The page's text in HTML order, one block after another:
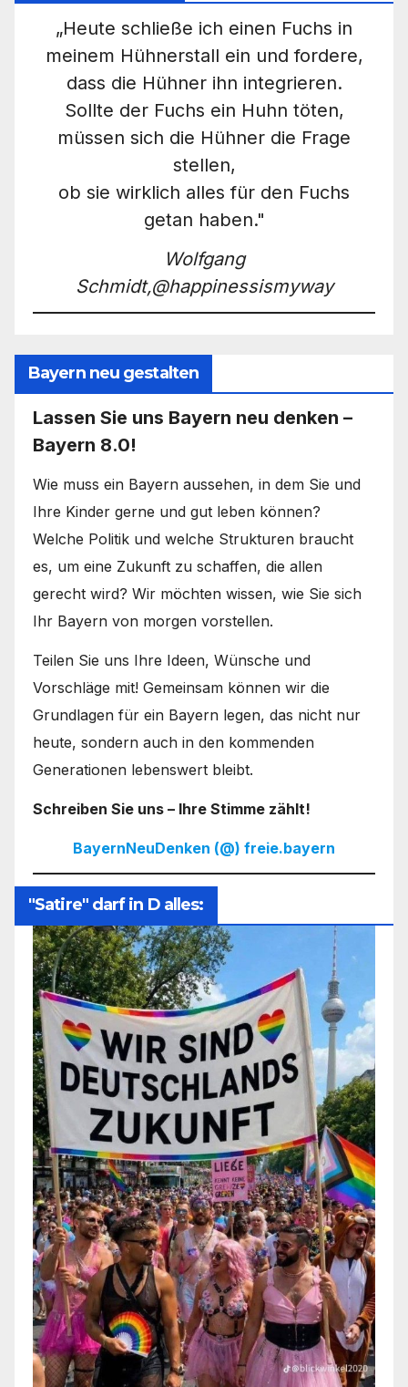
„Heute schließe ich einen Fuchs in
meinem Hühnerstall ein und fordere,
dass die Hühner ihn integrieren.
Sollte der Fuchs ein Huhn töten,
müssen sich die Hühner die Frage
stellen,
ob sie wirklich alles für den Fuchs
getan haben."
Wolfgang
Schmidt,@happinessismyway
Bayern neu gestalten
Lassen Sie uns Bayern neu denken –
Bayern 8.0!
Wie muss ein Bayern aussehen, in dem Sie und
Ihre Kinder gerne und gut leben können?
Welche Politik und welche Strukturen braucht
es, um eine Zukunft zu schaffen, die allen
gerecht wird? Wir möchten wissen, wie Sie sich
Ihr Bayern von morgen vorstellen.
Teilen Sie uns Ihre Ideen, Wünsche und
Vorschläge mit! Gemeinsam können wir die
Grundlagen für ein Bayern legen, das nicht nur
heute, sondern auch in den kommenden
Generationen lebenswert bleibt.
Schreiben Sie uns – Ihre Stimme zählt!
BayernNeuDenken (@) freie.bayern
"Satire" darf in D alles: